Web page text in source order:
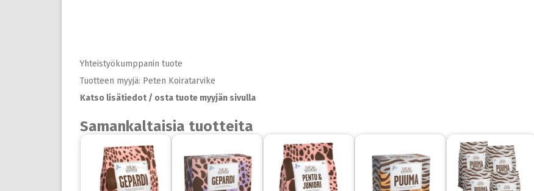
Yhteistyökumppanin tuote
Tuotteen myyjä: Peten Koiratarvike
Katso lisätiedot / osta tuote myyjän sivulla
Samankaltaisia tuotteita